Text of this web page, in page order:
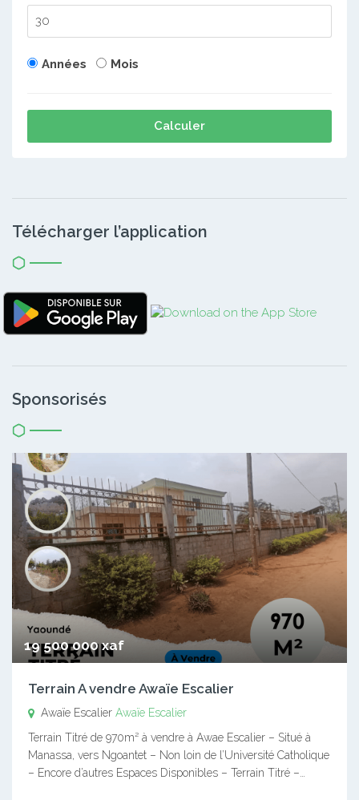
Années Mois
Calculer
Télécharger l’application
Sponsorisés
19 500 000 xaf
Terrain A vendre Awaïe Escalier
Awaïe Escalier Awaïe Escalier
Terrain Titré de 970m² à vendre à Awae Escalier – Situé à
Manassa, vers Ngoantet – Non loin de l’Université Catholique
– Encore d’autres Espaces Disponibles – Terrain Titré –…